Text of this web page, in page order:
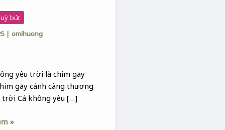
bút
|omihuong
yêu trời là chim gãy
gãy cánh càng thương
trời Cá không yêu […]
»